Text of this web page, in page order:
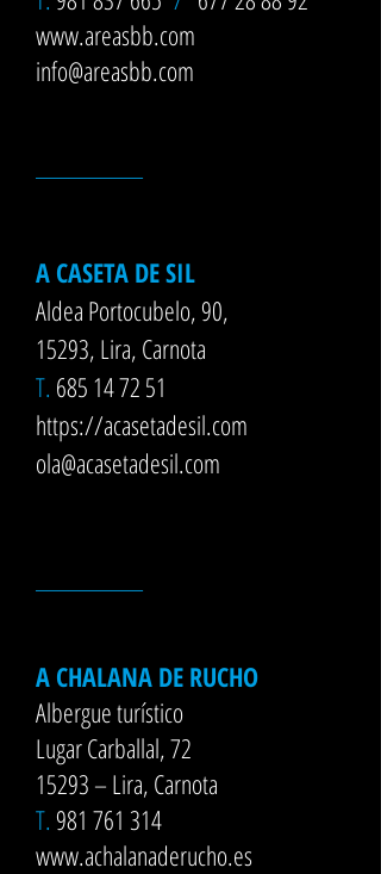
www.areasbb.com
info@areasbb.com
A CASETA DE SIL
Aldea Portocubelo, 90,
15293, Lira, Carnota
T. 685 14 72 51
https://acasetadesil.com
ola@acasetadesil.com
A CHALANA DE RUCHO
Albergue turístico
Lugar Carballal, 72
15293 – Lira, Carnota
T. 981 761 314
www.achalanaderucho.es